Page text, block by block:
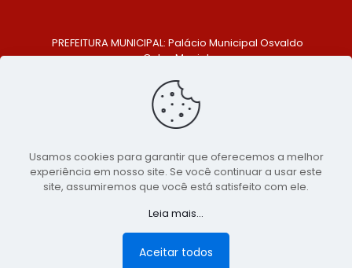
PREFEITURA MUNICIPAL: Palácio Municipal Osvaldo
Celso Maciel
Centro, São Bento do Una - PE. CEP: 553370-128
TELEFONE: (81) 99548-1569
E-MAIL: ouvidoria@saobentodouna.pe.gov.br
Copyright 2021-2026 - Assessoria de Comunicação da
Prefeitura de São Bento do Una - PE
publicidadeLumusWeb - Agência Digital
Usamos cookies para garantir que oferecemos a melhor
experiência em nosso site. Se você continuar a usar este
site, assumiremos que você está satisfeito com ele.
Leia mais...
Aceitar todos